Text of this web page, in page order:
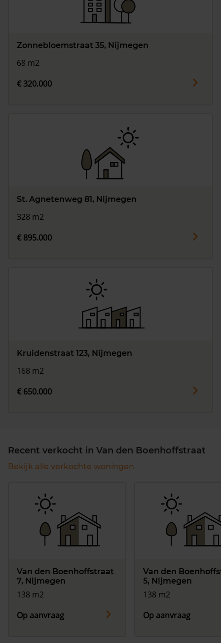
Zonnebloemstraat 35, Nijmegen
68 m2
€ 320.000
St. Agnetenweg 81, Nijmegen
328 m2
€ 895.000
Kruidenstraat 123, Nijmegen
168 m2
€ 650.000
Recent verkocht in Van den Boenhoffstraat
Bekijk alle verkochte woningen
Van den Boenhoffstraat
7, Nijmegen
138 m2
Op aanvraag
Van den
5, Nijmegen
138 m2
Op aanvraag